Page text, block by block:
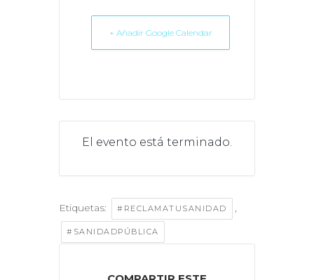
+ Añadir Google Calendar
El evento está terminado.
Etiquetas: #RECLAMATUSANIDAD ,
#SANIDADPÚBLICA